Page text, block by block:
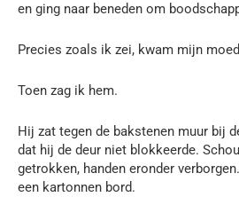
en ging naar beneden om
Precies zoals ik zei, kwam mijn
Toen zag ik hem.
Hij zat tegen de bakstenen muur bij
dat hij de deur niet blokkeerde.
getrokken, handen eronder
een kartonnen bord.